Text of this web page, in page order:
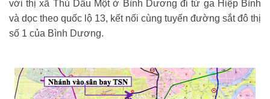
với thị xã Thủ Dầu Một ở Bình Dương đi từ ga Hiệp Bình
và dọc theo quốc lộ 13, kết nối cùng tuyến đường sắt đô thị
số 1 của Bình Dương.